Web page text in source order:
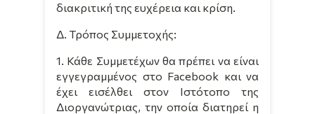
διακριτική της ευχέρεια και κρίση.
Δ. Τρόπος Συμμετοχής:
1. Κάθε Συμμετέχων θα πρέπει να είναι
εγγεγραμμένος στο Facebook και να
έχει εισέλθει στον Ιστότοπο της
Διοργανώτριας, την οποία διατηρεί η